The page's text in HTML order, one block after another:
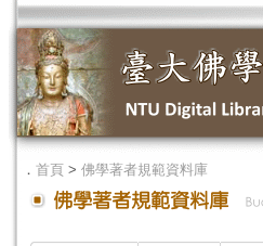
． 首頁 > 佛學著者規範資料庫